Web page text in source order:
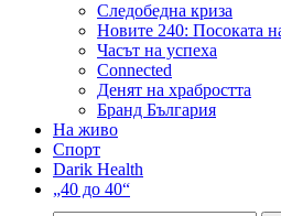
Следобедна криза
Новите 240: Посоката
Часът на успеха
Connected
Денят на храбростта
Бранд България
На живо
Спорт
Darik Health
„40 до 40“